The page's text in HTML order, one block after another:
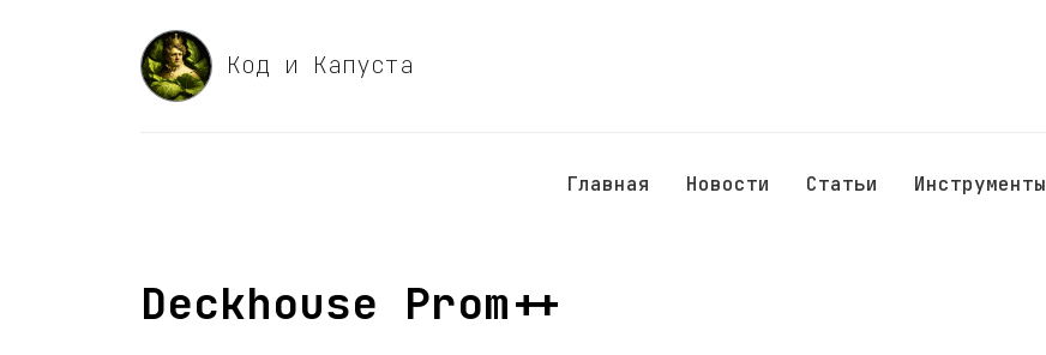
Код и Капуста
Главная Новости Статьи Инструменты
Deckhouse Prom++